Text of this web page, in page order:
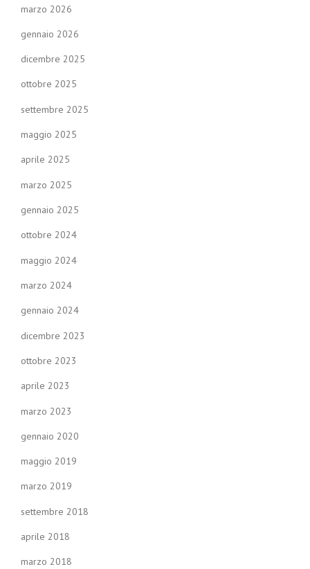
marzo 2026
gennaio 2026
dicembre 2025
ottobre 2025
settembre 2025
maggio 2025
aprile 2025
marzo 2025
gennaio 2025
ottobre 2024
maggio 2024
marzo 2024
gennaio 2024
dicembre 2023
ottobre 2023
aprile 2023
marzo 2023
gennaio 2020
maggio 2019
marzo 2019
settembre 2018
aprile 2018
marzo 2018